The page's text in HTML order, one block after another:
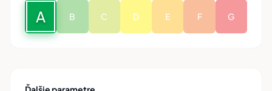
A B C D E F G